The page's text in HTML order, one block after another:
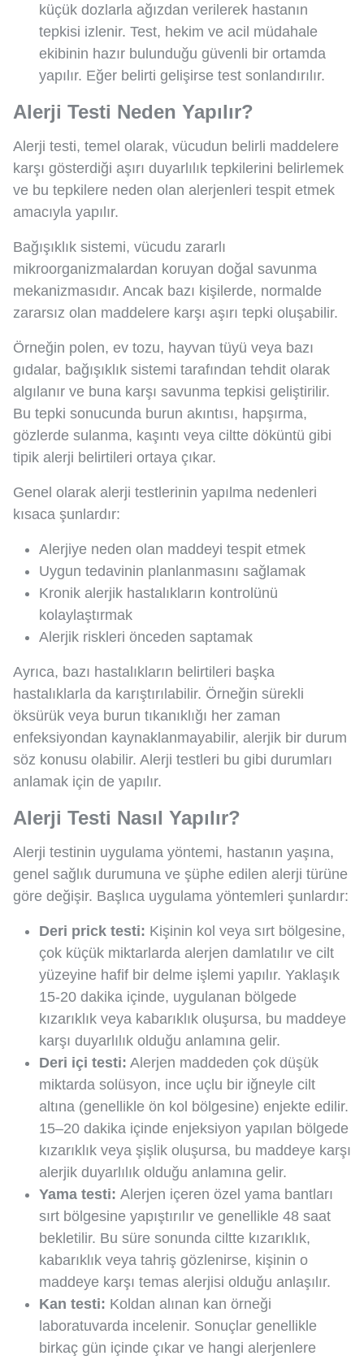
küçük dozlarla ağızdan verilerek hastanın
tepkisi izlenir. Test, hekim ve acil müdahale
ekibinin hazır bulunduğu güvenli bir ortamda
yapılır. Eğer belirti gelişirse test sonlandırılır.
Alerji Testi Neden Yapılır?
Alerji testi, temel olarak, vücudun belirli maddelere
karşı gösterdiği aşırı duyarlılık tepkilerini belirlemek
ve bu tepkilere neden olan alerjenleri tespit etmek
amacıyla yapılır.
Bağışıklık sistemi, vücudu zararlı
mikroorganizmalardan koruyan doğal savunma
mekanizmasıdır. Ancak bazı kişilerde, normalde
zararsız olan maddelere karşı aşırı tepki oluşabilir.
Örneğin polen, ev tozu, hayvan tüyü veya bazı
gıdalar, bağışıklık sistemi tarafından tehdit olarak
algılanır ve buna karşı savunma tepkisi geliştirilir.
Bu tepki sonucunda burun akıntısı, hapşırma,
gözlerde sulanma, kaşıntı veya ciltte döküntü gibi
tipik alerji belirtileri ortaya çıkar.
Genel olarak alerji testlerinin yapılma nedenleri
kısaca şunlardır:
Alerjiye neden olan maddeyi tespit etmek
Uygun tedavinin planlanmasını sağlamak
Kronik alerjik hastalıkların kontrolünü
kolaylaştırmak
Alerjik riskleri önceden saptamak
Ayrıca, bazı hastalıkların belirtileri başka
hastalıklarla da karıştırılabilir. Örneğin sürekli
öksürük veya burun tıkanıklığı her zaman
enfeksiyondan kaynaklanmayabilir, alerjik bir durum
söz konusu olabilir. Alerji testleri bu gibi durumları
anlamak için de yapılır.
Alerji Testi Nasıl Yapılır?
Alerji testinin uygulama yöntemi, hastanın yaşına,
genel sağlık durumuna ve şüphe edilen alerji türüne
göre değişir. Başlıca uygulama yöntemleri şunlardır:
Deri prick testi: Kişinin kol veya sırt bölgesine,
çok küçük miktarlarda alerjen damlatılır ve cilt
yüzeyine hafif bir delme işlemi yapılır. Yaklaşık
15-20 dakika içinde, uygulanan bölgede
kızarıklık veya kabarıklık oluşursa, bu maddeye
karşı duyarlılık olduğu anlamına gelir.
Deri içi testi: Alerjen maddeden çok düşük
miktarda solüsyon, ince uçlu bir iğneyle cilt
altına (genellikle ön kol bölgesine) enjekte edilir.
15–20 dakika içinde enjeksiyon yapılan bölgede
kızarıklık veya şişlik oluşursa, bu maddeye karşı
alerjik duyarlılık olduğu anlamına gelir.
Yama testi: Alerjen içeren özel yama bantları
sırt bölgesine yapıştırılır ve genellikle 48 saat
bekletilir. Bu süre sonunda ciltte kızarıklık,
kabarıklık veya tahriş gözlenirse, kişinin o
maddeye karşı temas alerjisi olduğu anlaşılır.
Kan testi: Koldan alınan kan örneği
laboratuvarda incelenir. Sonuçlar genellikle
birkaç gün içinde çıkar ve hangi alerjenlere